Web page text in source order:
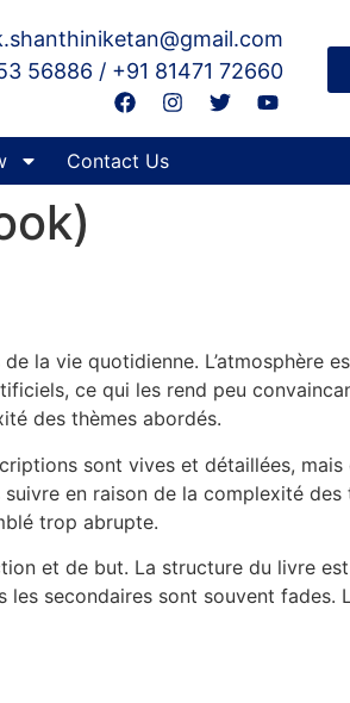
56886 / +91 81471 72660
Contact Us
la vie quotidienne. L’atmosphère
ce qui les rend peu
des thèmes abordés.
sont vives et détaillées,
en raison de la complexité des
trop abrupte.
et de but. La structure du livre
secondaires sont souvent fades.